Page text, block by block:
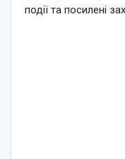
події та посилені